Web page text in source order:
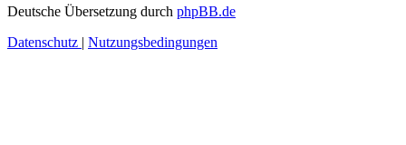
Deutsche Übersetzung durch phpBB.de
Datenschutz | Nutzungsbedingungen